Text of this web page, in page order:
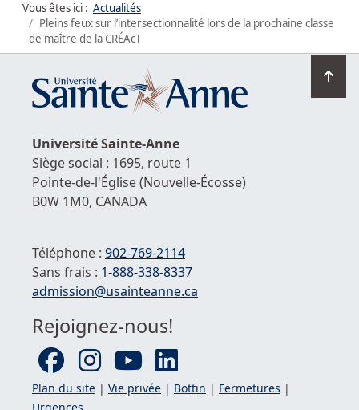
Vous êtes ici : Actualités
Pleins feux sur l’intersectionnalité lors de la prochaine classe
de maître de la CRÉAcT
en
UniversitéSainte-Anne
Siège social : 1695, route 1
Pointe-de-l'Église(Nouvelle-Écosse)
B0W 1M0, CANADA
Téléphone : 902-769-2114
Sans frais : 1-888-338-8337
Courriel :
admission@usainteanne.ca
Rejoignez-nous!
Plan du site | Vie privée | Bottin | Fermetures |